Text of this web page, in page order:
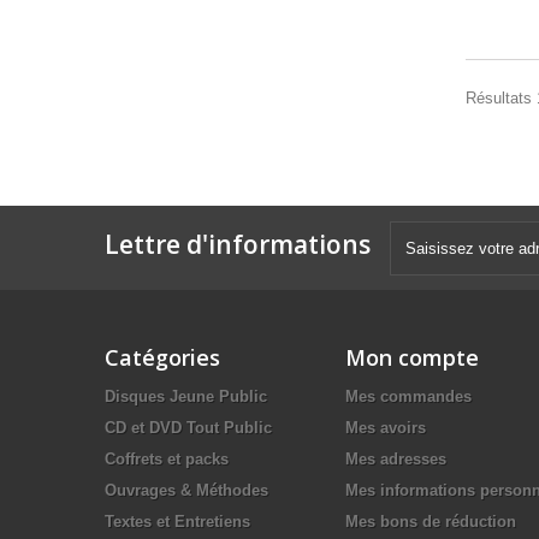
Résultats
Lettre d'informations
Catégories
Disques Jeune Public
CD et DVD Tout Public
Coffrets et packs
Ouvrages & Méthodes
Textes et Entretiens
Mon compte
Mes commandes
Mes avoirs
Mes adresses
Mes informations
Mes bons de réduction